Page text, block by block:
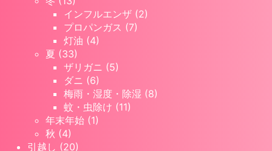
インフルエンザ (2)
プロパンガス (7)
灯油 (4)
夏 (33)
ザリガニ (5)
ダニ (6)
梅雨・湿度・除湿 (8)
蚊・虫除け (11)
年末年始 (1)
秋 (4)
引越し (20)